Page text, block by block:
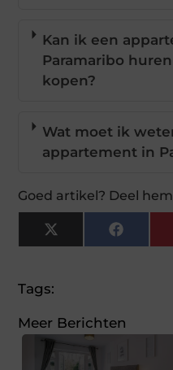
Kan ik een
Paramaribo
kopen?
Wat moet ik
appartement in
Goed artikel? Deel
X
(Twitter)
Tags:
Meer Berichten